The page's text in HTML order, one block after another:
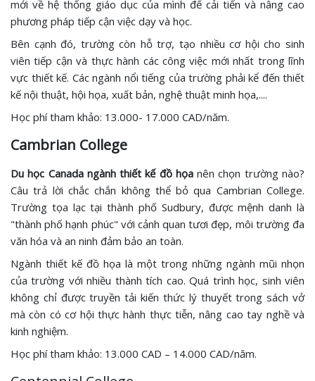
mới về hệ thống giáo dục của mình để cải tiến và nâng cao
phương pháp tiếp cận việc dạy và học.
Bên cạnh đó, trường còn hỗ trợ, tạo nhiều cơ hội cho sinh
viên tiếp cận và thực hành các công việc mới nhất trong lĩnh
vực thiết kế. Các ngành nổi tiếng của trường phải kể đến thiết
kế nội thuật, hội họa, xuất bản, nghệ thuật minh họa,....
Học phí tham khảo: 13.000- 17.000 CAD/năm.
Cambrian College
Du học Canada ngành thiết kế đồ họanên chọn trường nào?
Câu trả lời chắc chắn không thể bỏ qua Cambrian College.
Trường tọa lạc tại thành phố Sudbury, được mệnh danh là
"thành phố hạnh phúc" với cảnh quan tươi đẹp, môi trường đa
văn hóa và an ninh đảm bảo an toàn.
Ngành thiết kế đồ họa là một trong những ngành mũi nhọn
của trường với nhiều thành tích cao. Quá trình học, sinh viên
không chỉ được truyền tải kiến thức lý thuyết trong sách vở
mà còn có cơ hội thực hành thực tiễn, nâng cao tay nghề và
kinh nghiệm.
Học phí tham khảo: 13.000 CAD – 14.000 CAD/năm.